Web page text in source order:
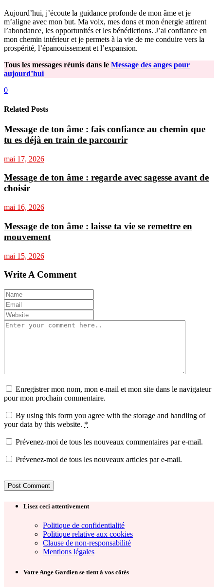
Aujourd’hui, j’écoute la guidance profonde de mon âme et je
m’aligne avec mon but. Ma voix, mes dons et mon énergie attirent
l’abondance, les opportunités et les bénédictions. J’ai confiance en
mon chemin intérieur et je permets à la vie de me conduire vers la
prospérité, l’épanouissement et l’expansion.
Tous les messages réunis dans le Message des anges pour
aujourd’hui
0
Related Posts
Message de ton âme : fais confiance au chemin que
tu es déjà en train de parcourir
mai 17, 2026
Message de ton âme : regarde avec sagesse avant de
choisir
mai 16, 2026
Message de ton âme : laisse ta vie se remettre en
mouvement
mai 15, 2026
Write A Comment
Enregistrer mon nom, mon e-mail et mon site dans le navigateur
pour mon prochain commentaire.
By using this form you agree with the storage and handling of
your data by this website. *
Prévenez-moi de tous les nouveaux commentaires par e-mail.
Prévenez-moi de tous les nouveaux articles par e-mail.
Lisez ceci attentivement
Politique de confidentialité
Politique relative aux cookies
Clause de non-responsabilité
Mentions légales
Votre Ange Gardien se tient à vos côtés